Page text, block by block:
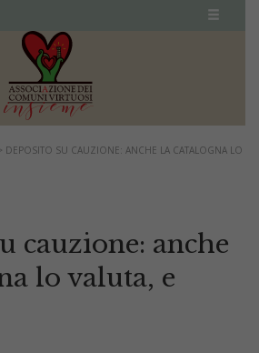
> DEPOSITO SU CAUZIONE: ANCHE LA CATALOGNA LO
cauzione: anche
lo valuta, e